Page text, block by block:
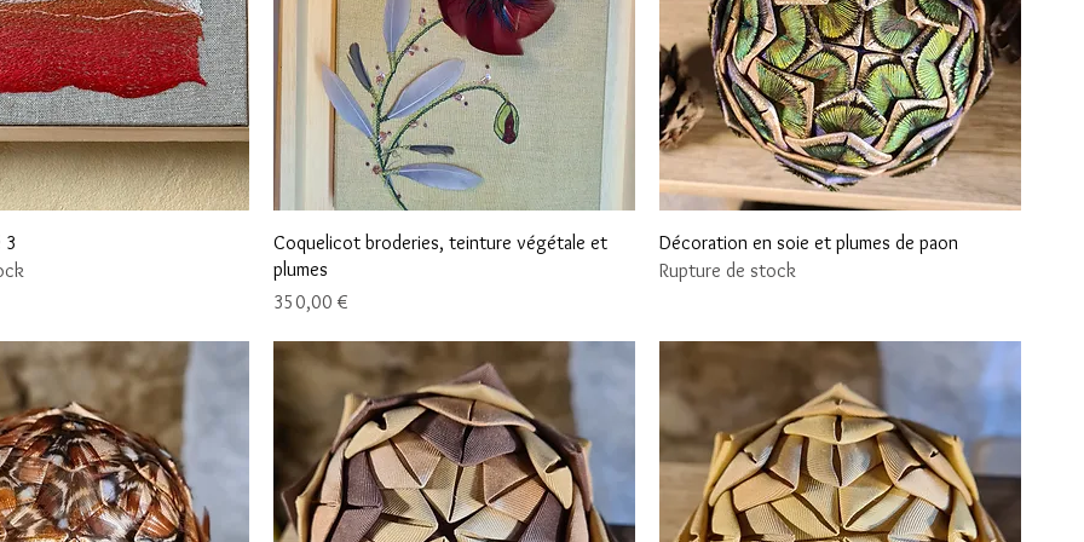
3
Aperçu rapide
Coquelicot broderies, teinture végétale et
plumes
Prix
350,00 €
Aperçu rapide
Décoration en soie et plumes de paon
Rupture de stock